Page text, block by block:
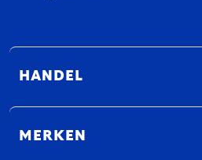
HANDEL
MERKEN